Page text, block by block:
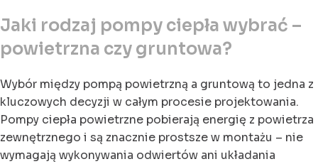
Jaki rodzaj pompy ciepła wybrać –
powietrzna czy gruntowa?
Wybór między pompą powietrzną a gruntową to jedna z
kluczowych decyzji w całym procesie projektowania.
Pompy ciepła powietrzne pobierają energię z powietrza
zewnętrznego i są znacznie prostsze w montażu – nie
wymagają wykonywania odwiertów ani układania